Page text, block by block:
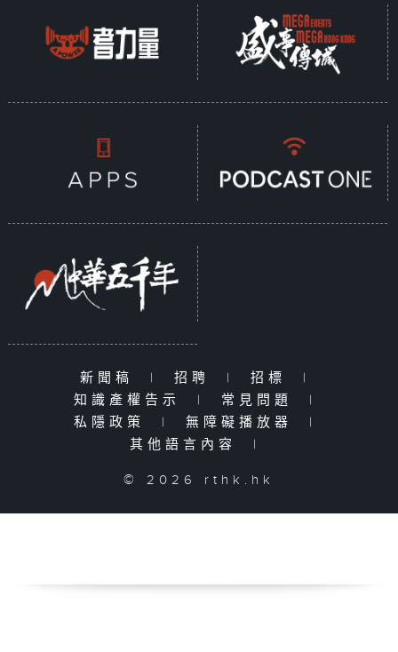
新聞稿 | 招聘 | 招標
|
知識產權告示
| 常見問題
|
私隱政策
| 無障礙播放器
|
其他語言內容
|
© 2026 rthk.hk